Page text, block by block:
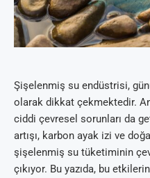
Şişelenmiş su endüstrisi,
olarak dikkat çekmektedir.
ciddi çevresel sorunları da
artışı, karbon ayak izi ve
şişelenmiş su tüketiminin
çıkıyor. Bu yazıda, bu